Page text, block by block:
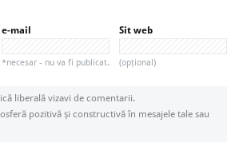
e-mail
*necesar - nu va fi publicat.
Sit web
(opțional)
liberală vizavi de comentarii.
pozitivă și constructivă în mesajele tale sau